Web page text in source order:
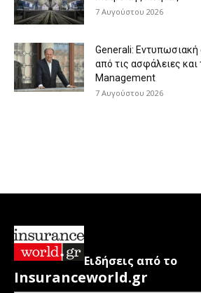
7 Αυγούστου 2026
Generali:
από τις ασφάλειες και
Management
7 Αυγούστου 2026
Ειδήσεις από το
Insuranceworld.gr